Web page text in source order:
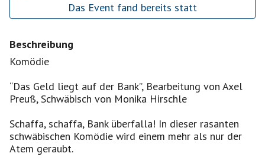
Das Event fand bereits statt
Beschreibung
Komödie
“Das Geld liegt auf der Bank”, Bearbeitung von Axel
Preuß, Schwäbisch von Monika Hirschle
Schaffa, schaffa, Bank überfalla! In dieser rasanten
schwäbischen Komödie wird einem mehr als nur der
Atem geraubt.